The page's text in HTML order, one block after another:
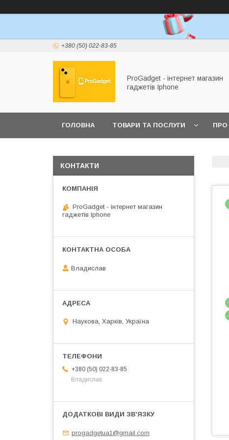
+380 (50) 022-83-85
ProGadget - iнтернет магазин
гаджетів Iphone
ГОЛОВНА ТОВАРИ ТА ПОСЛУГИ ПРО
КОНТАКТИ
ProGadget - iнтернет магазин
гаджетів Iphone
Владислав
Наукова, Харків, Україна
+380 (50) 022-83-85
Владислав
progadgetua1@gmail.com